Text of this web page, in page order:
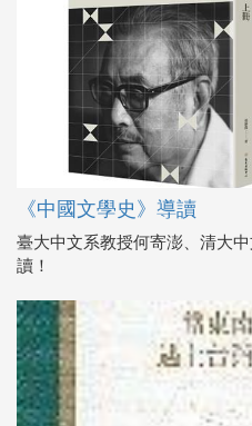
《中國文學史》導讀
臺大中文系教授何寄澎、清大
讀！